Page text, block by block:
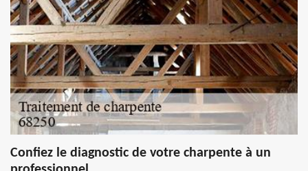
Confiez le diagnostic de votre charpente à un